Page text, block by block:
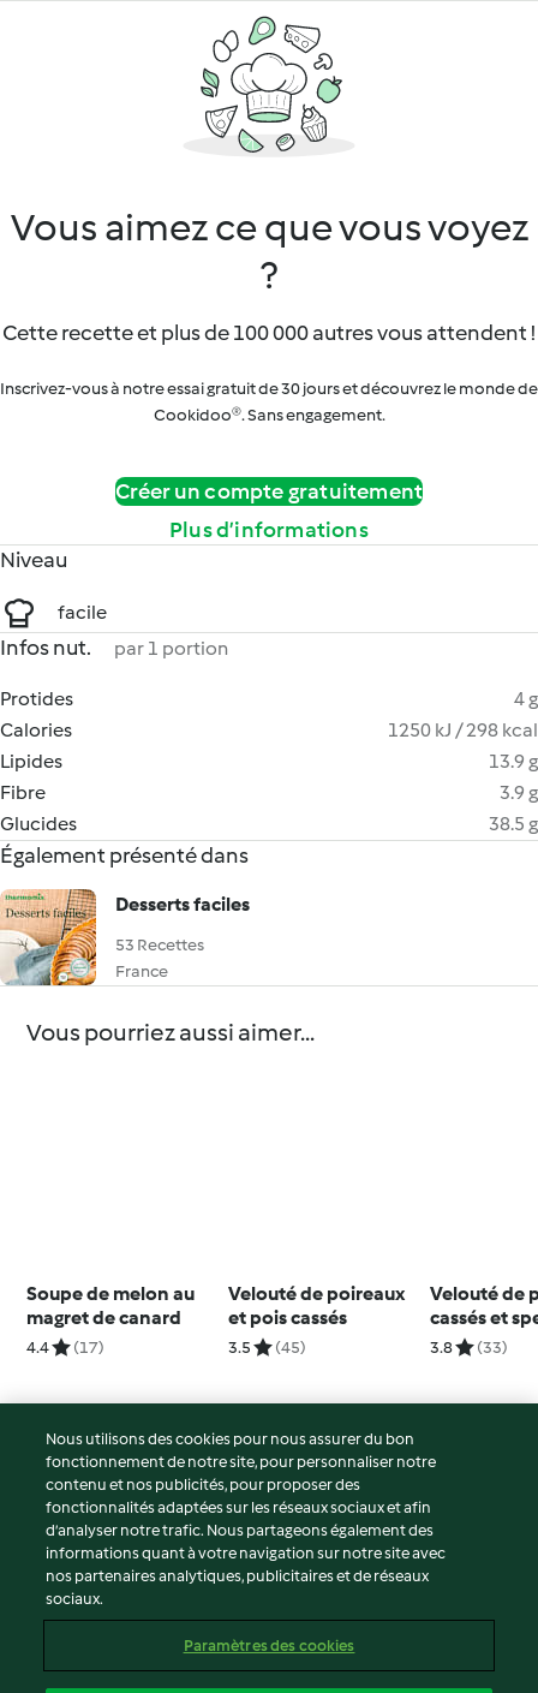
Vous aimez ce que vous voyez
?
Cette recette et plus de 100 000 autres vous attendent !
Inscrivez-vous à notre essai gratuit de 30 jours et découvrez le monde de
Cookidoo®. Sans engagement.
Créer un compte gratuitement
Plus d’informations
Niveau
facile
Infos nut. par 1 portion
Protides
4 g
Calories
1250 kJ / 298 kcal
Lipides
13.9 g
Fibre
3.9 g
Glucides
38.5 g
Également présenté dans
Desserts faciles
53 Recettes
France
Vous pourriez aussi aimer...
Soupe de melon au
magret de canard
4.4 (17)
Velouté de poireaux
et pois cassés
3.5 (45)
Velouté de
cassés et
croustillant
3.8 (33)
© Copyright 2026
Conditions d'utilisation
Politique de confidentialité
Non-responsabilité
Mentions légales
Contenu du rapport
Nous utilisons des cookies pour nous assurer du bon
fonctionnement de notre site, pour personnaliser notre
contenu et nos publicités, pour proposer des
fonctionnalités adaptées sur les réseaux sociaux et afin
d’analyser notre trafic. Nous partageons également des
informations quant à votre navigation sur notre site avec
nos partenaires analytiques, publicitaires et de réseaux
sociaux.
Paramètres des cookies